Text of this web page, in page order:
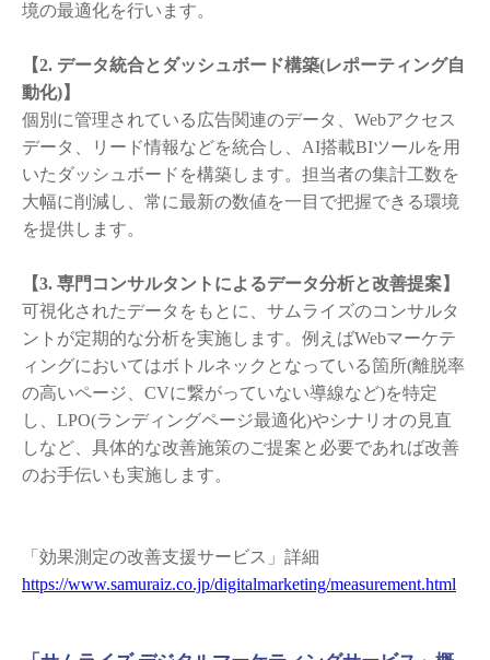
境の最適化を行います。
【2. データ統合とダッシュボード構築(レポーティング自
動化)】
個別に管理されている広告関連のデータ、Webアクセス
データ、リード情報などを統合し、AI搭載BIツールを用
いたダッシュボードを構築します。担当者の集計工数を
大幅に削減し、常に最新の数値を一目で把握できる環境
を提供します。
【3. 専門コンサルタントによるデータ分析と改善提案】
可視化されたデータをもとに、サムライズのコンサルタ
ントが定期的な分析を実施します。例えばWebマーケテ
ィングにおいてはボトルネックとなっている箇所(離脱率
の高いページ、CVに繋がっていない導線など)を特定
し、LPO(ランディングページ最適化)やシナリオの見直
しなど、具体的な改善施策のご提案と必要であれば改善
のお手伝いも実施します。
「効果測定の改善支援サービス」詳細
https://www.samuraiz.co.jp/digitalmarketing/measurement.html